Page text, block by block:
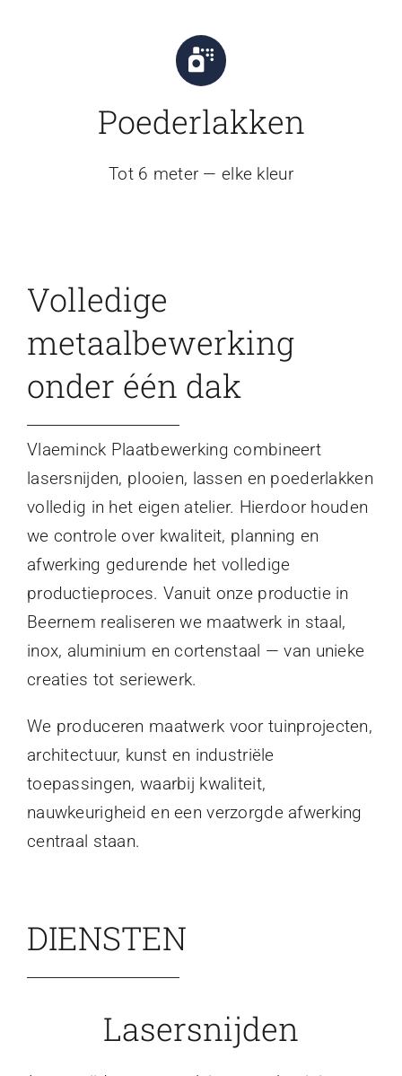
Poederlakken
Tot 6 meter — elke kleur
Volledige
metaalbewerking
onder één dak
Vlaeminck Plaatbewerking combineert
lasersnijden, plooien, lassen en poederlakken
volledig in het eigen atelier. Hierdoor houden
we controle over kwaliteit, planning en
afwerking gedurende het volledige
productieproces. Vanuit onze productie in
Beernem realiseren we maatwerk in staal,
inox, aluminium en cortenstaal — van unieke
creaties tot seriewerk.
We produceren maatwerk voor tuinprojecten,
architectuur, kunst en industriële
toepassingen, waarbij kwaliteit,
nauwkeurigheid en een verzorgde afwerking
centraal staan.
DIENSTEN
Lasersnijden